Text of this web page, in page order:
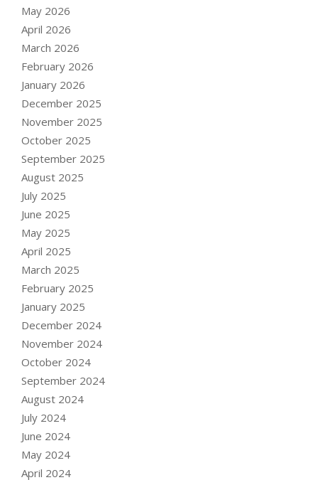
May 2026
April 2026
March 2026
February 2026
January 2026
December 2025
November 2025
October 2025
September 2025
August 2025
July 2025
June 2025
May 2025
April 2025
March 2025
February 2025
January 2025
December 2024
November 2024
October 2024
September 2024
August 2024
July 2024
June 2024
May 2024
April 2024